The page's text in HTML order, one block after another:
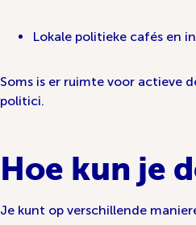
Lokale politieke cafés en
Soms is er ruimte voor actieve
politici.
Hoe kun je
Je kunt op verschillende